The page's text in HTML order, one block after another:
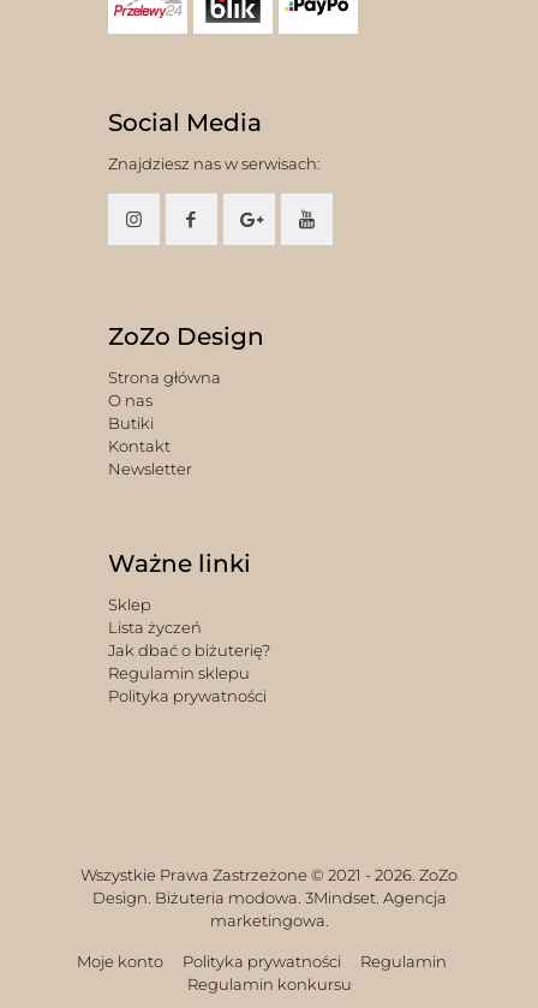
Social Media
Znajdziesz nas w serwisach:
ZoZo Design
Strona główna
O nas
Butiki
Kontakt
Newsletter
Ważne linki
Sklep
Lista życzeń
Jak dbać o biżuterię?
Regulamin sklepu
Polityka prywatności
Wszystkie Prawa Zastrzeżone © 2021 - 2026. ZoZo
Design. Biżuteria modowa. 3Mindset. Agencja
marketingowa.
Moje konto Polityka prywatności
Regulamin
Regulamin konkursu